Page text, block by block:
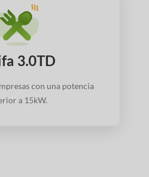
3.0TD
con una potencia
a 15kW.